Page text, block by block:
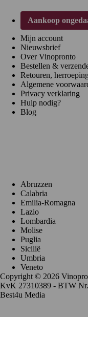
Aankoop
Mijn account
Nieuwsbrief
Over Vinopronto
Bestellen &
Retouren,
Algemene
Privacy verklaring
Hulp nodig?
Blog
Abruzzen
Calabria
Emilia-Romagna
Lazio
Lombardia
Molise
Puglia
Sicilië
Umbria
Veneto
Copyright © 2026
KvK 27310389 - BTW
Best4u Media